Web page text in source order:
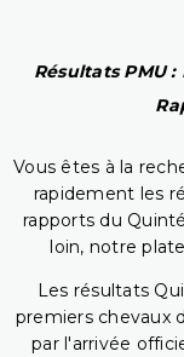
Résultats PMU
Vous êtes à la
rapidement les
rapports du
loin, notre
Les résultats
premiers chevaux
par l'arrivée